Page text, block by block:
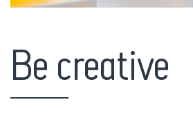
Be creative